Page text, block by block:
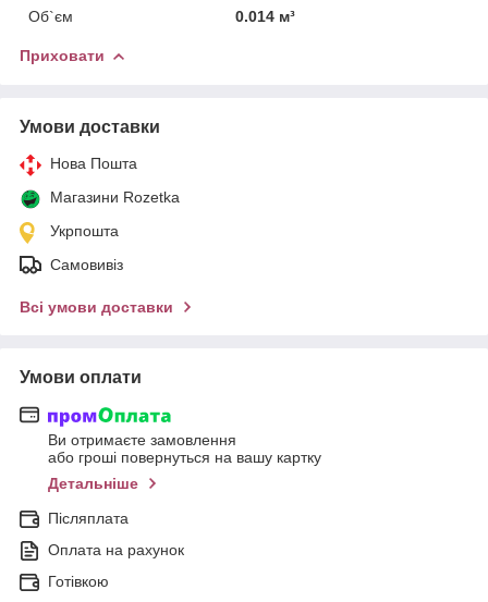
Об`єм
0.014 м³
Приховати
Умови доставки
Нова Пошта
Магазини Rozetka
Укрпошта
Самовивіз
Всі умови доставки
Умови оплати
Ви отримаєте замовлення
або гроші повернуться на вашу картку
Детальніше
Післяплата
Оплата на рахунок
Готівкою